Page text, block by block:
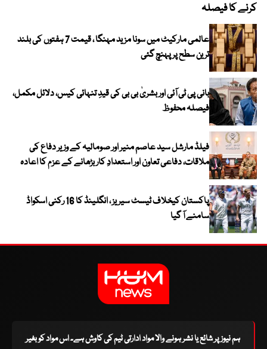
کرنے کا فیصلہ
عالمی مارکیٹ میں سونا مزید مہنگا ، قیمت 7 ہفتوں کی بلند
ترین سطح پر پہنچ گئی
بانی پی ٹی آئی اور بشریٰ بی بی کی قیدِ تنہائی کیس، دلائل مکمل،
فیصلہ محفوظ
فیلڈ مارشل سید عاصم منیر اور صومالیہ کے وزیر دفاع کی
ملاقات، دفاعی تعاون اور استعدادِ کار بڑھانے کے عزم کا اعادہ
پاکستان کیخلاف ٹیسٹ سیریز ، انگلینڈ کا 16 رکنی اسکواڈ
سامنے آ گیا
ہم نیوز پر شائع یا نشر ہونے والا مواد ادارتی ٹیم کی کاوش ہے۔ اس مواد کو بغیر